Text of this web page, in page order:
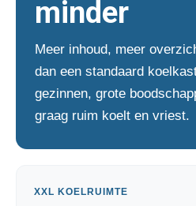
minder
Meer inhoud, meer
dan een standaard
gezinnen, grote
graag ruim koelt en vriest.
XXL KOELRUIMTE